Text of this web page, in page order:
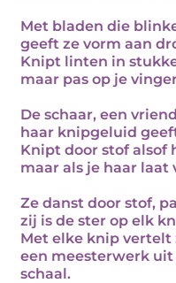
Met bladen die
geeft ze vorm aan
Knipt linten in
maar pas op je
De schaar, een
haar knipgeluid
Knipt door stof alsof
maar als je haar laat
Ze danst door stof,
zij is de ster op elk
Met elke knip vertelt
een meesterwerk uit
schaal.